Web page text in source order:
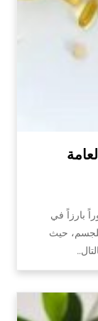
بارزاً في
حيث